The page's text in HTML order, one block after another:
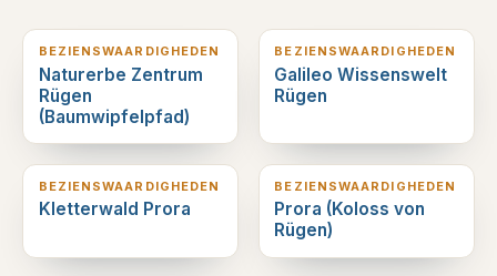
BEZIENSWAARDIGHEDEN
Naturerbe Zentrum
Rügen
(Baumwipfelpfad)
BEZIENSWAARDIGHEDEN
Galileo Wissenswelt
Rügen
2 km verderop
BEZIENSWAARDIGHEDEN
Kletterwald Prora
2 km verderop
BEZIENSWAARDIGHEDEN
Prora (Koloss von
Rügen)
4 km verderop 4 km verderop